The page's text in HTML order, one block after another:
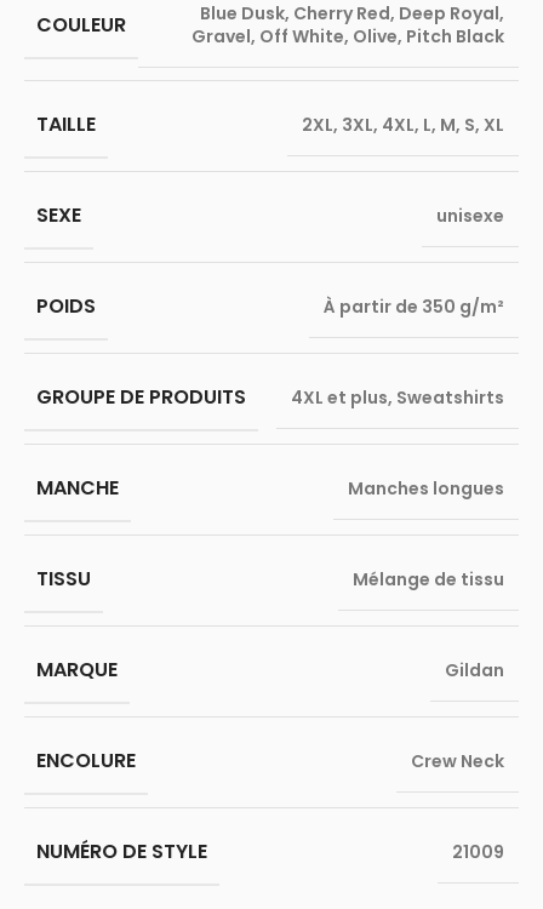
COULEUR Blue Dusk, Cherry Red, Deep Royal,
Gravel, Off White, Olive, Pitch Black
TAILLE 2XL, 3XL, 4XL, L, M, S, XL
SEXE unisexe
POIDS À partir de 350 g/m²
GROUPE DE PRODUITS 4XL et plus, Sweatshirts
MANCHE Manches longues
TISSU Mélange de tissu
MARQUE Gildan
ENCOLURE Crew Neck
NUMÉRO DE STYLE 21009